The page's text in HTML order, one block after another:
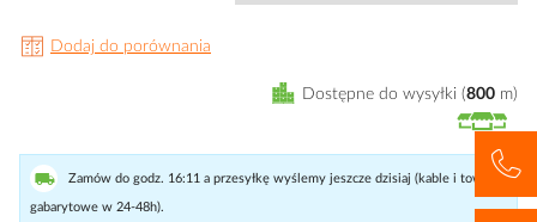
Dodaj do porównania
Dostępne do wysyłki 800 m
Zamów do godz. 16:11 a przesyłkę wyślemy jeszcze dzisiaj (kable i towary
gabarytowe w 24-48h).